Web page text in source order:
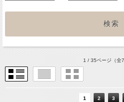
1 / 35ページ（全
1 2 3